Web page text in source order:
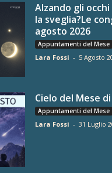
Alzando gli occhi
la sveglia?Le
agosto 2026
Appuntamenti del Mese
Lara Fossi - 5 Agosto
Cielo del Mese
Appuntamenti del Mese
Lara Fossi - 31 Luglio